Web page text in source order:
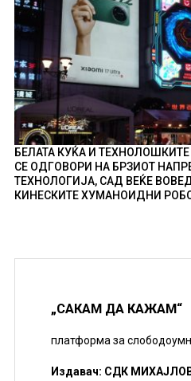
БЕЛАТА КУЌА И
СЕ ОДГОВОРИ НА БРЗИОТ
ТЕХНОЛОГИЈА, САД ВЕЌЕ
КИНЕСКИТЕ ХУМАНОИДНИ
„САКАМ ДА КАЖАМ“
платформа за
Издавач: СДК